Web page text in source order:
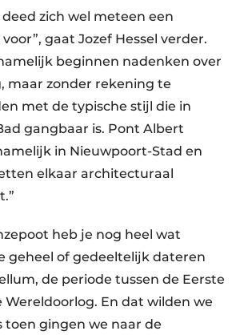
deed zich wel meteen een
gaat Jozef Hessel verder.
beginnen nadenken over
maar zonder rekening te
met de typische stijl die in
gangbaar is. Pont Albert
in Nieuwpoort-Stad en
elkaar architecturaal
heb je nog heel wat
geheel of gedeeltelijk dateren
de periode tussen de Eerste
Wereldoorlog. En dat wilden we
toen gingen we naar de